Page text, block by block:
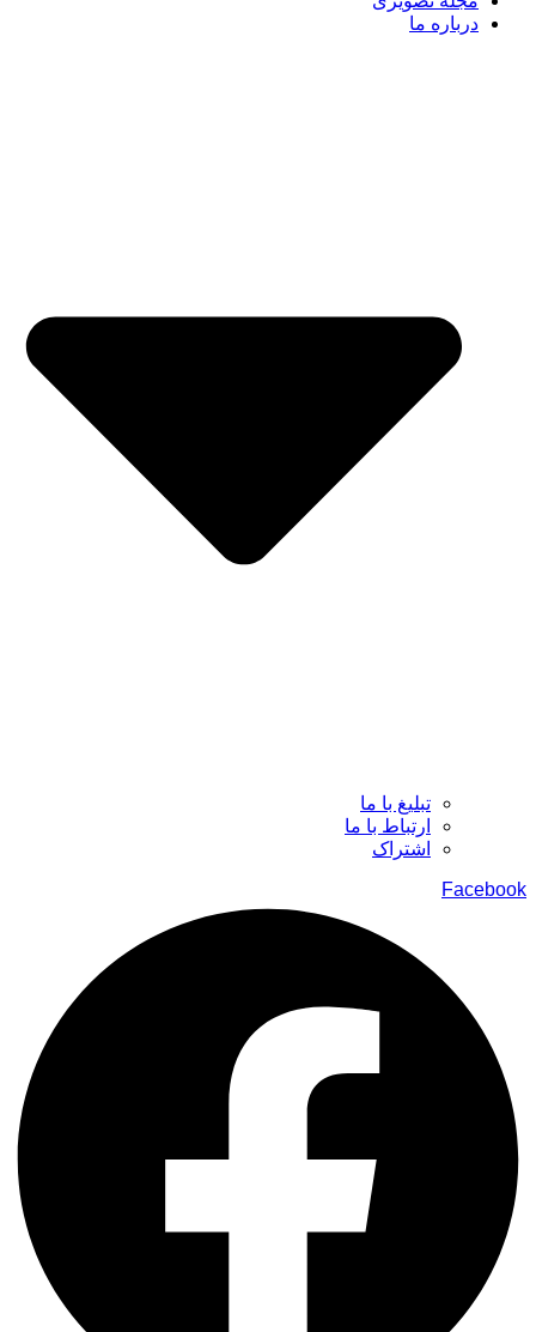
درباره ما
تبلیغ با ما
ارتباط با ما
اشتراک
Facebook